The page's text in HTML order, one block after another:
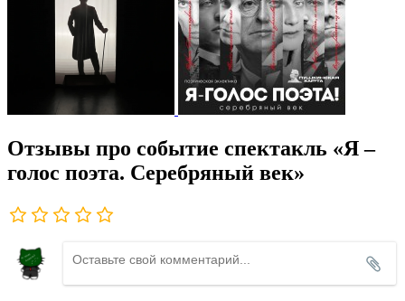
Отзывы про событие спектакль «Я –
голос поэта. Серебряный век»